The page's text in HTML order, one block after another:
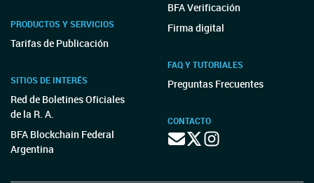
PRODUCTOS Y SERVICIOS
Tarifas de Publicación
SITIOS DE INTERÉS
Red de Boletines Oficiales
de la R. A.
BFA Blockchain Federal
Argentina
BFA Verificación
Firma digital
FAQ Y TUTORIALES
Preguntas Frecuentes
CONTACTO